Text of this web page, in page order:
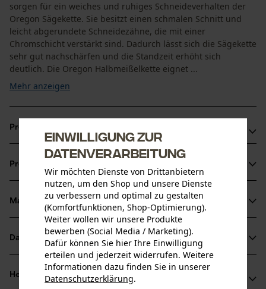
sorgen für ein weiches und ruhiges Schneideverhalten der
Oregon Sägekette. Sie besitzt einen schmalen Schnitt und
leicht abgerundete Schneidezähne, die mit einer
Chromschicht verstärkt sind. Dadurch lässt sich die Sägekette
sehr gut nachschärfen und die Standzeit erhöht sich
deutlich. Die Oregon Halbmeißelkette eignet ...
Mehr anzeigen
Produktvorteile
Längere Haftung des Öls auf der Motorsägenkette durch
spezielle Verbindungsglieder
Verbesserte Schmierung an der Schienenspitze dank der
Öllochbohrungen im Treibglied
Produktinformationen
Produktdetails
Aktivitätstyp
Material & Pflege
Material
Hauptmaterial
Datenblätter
Herstellerdatenblatt (PDF)
Herstellerinformationen
Einwilligung zur
Datenverarbeitung
Wir möchten Dienste von Drittanbietern
nutzen, um den Shop und unsere Dienste
zu verbessern und optimal zu gestalten
(Komfortfunktionen, Shop-Optimierung).
Weiter wollen wir unsere Produkte
bewerben (Social Media / Marketing).
Dafür können Sie hier Ihre Einwilligung
erteilen und jederzeit widerrufen. Weitere
Informationen dazu finden Sie in unserer
Datenschutzerklärung.